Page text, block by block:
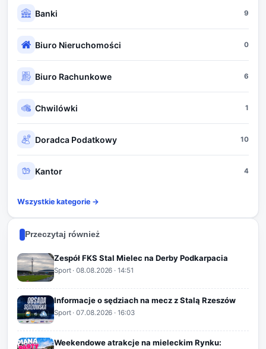
Banki 9
Biuro Nieruchomości 0
Biuro Rachunkowe 6
Chwilówki 1
Doradca Podatkowy 10
Kantor 4
Wszystkie kategorie →
Przeczytaj również
Zespół FKS Stal Mielec na Derby Podkarpacia
Sport·08.08.2026 · 14:51
Informacje o sędziach na mecz z Stalą Rzeszów
Sport·07.08.2026 · 16:03
Weekendowe atrakcje na mieleckim Rynku: